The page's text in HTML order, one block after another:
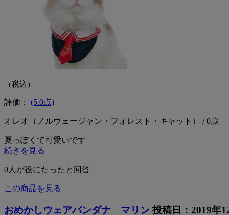
（税込）
評価： (5.0点)
オレオ（ノルウェージャン・フォレスト・キャット） / 0歳
夏っぽくて可愛いです
続きを見る
0 人が役にたったと回答
この商品を見る
おめかしウェアバンダナ マリン 投稿日：2019年